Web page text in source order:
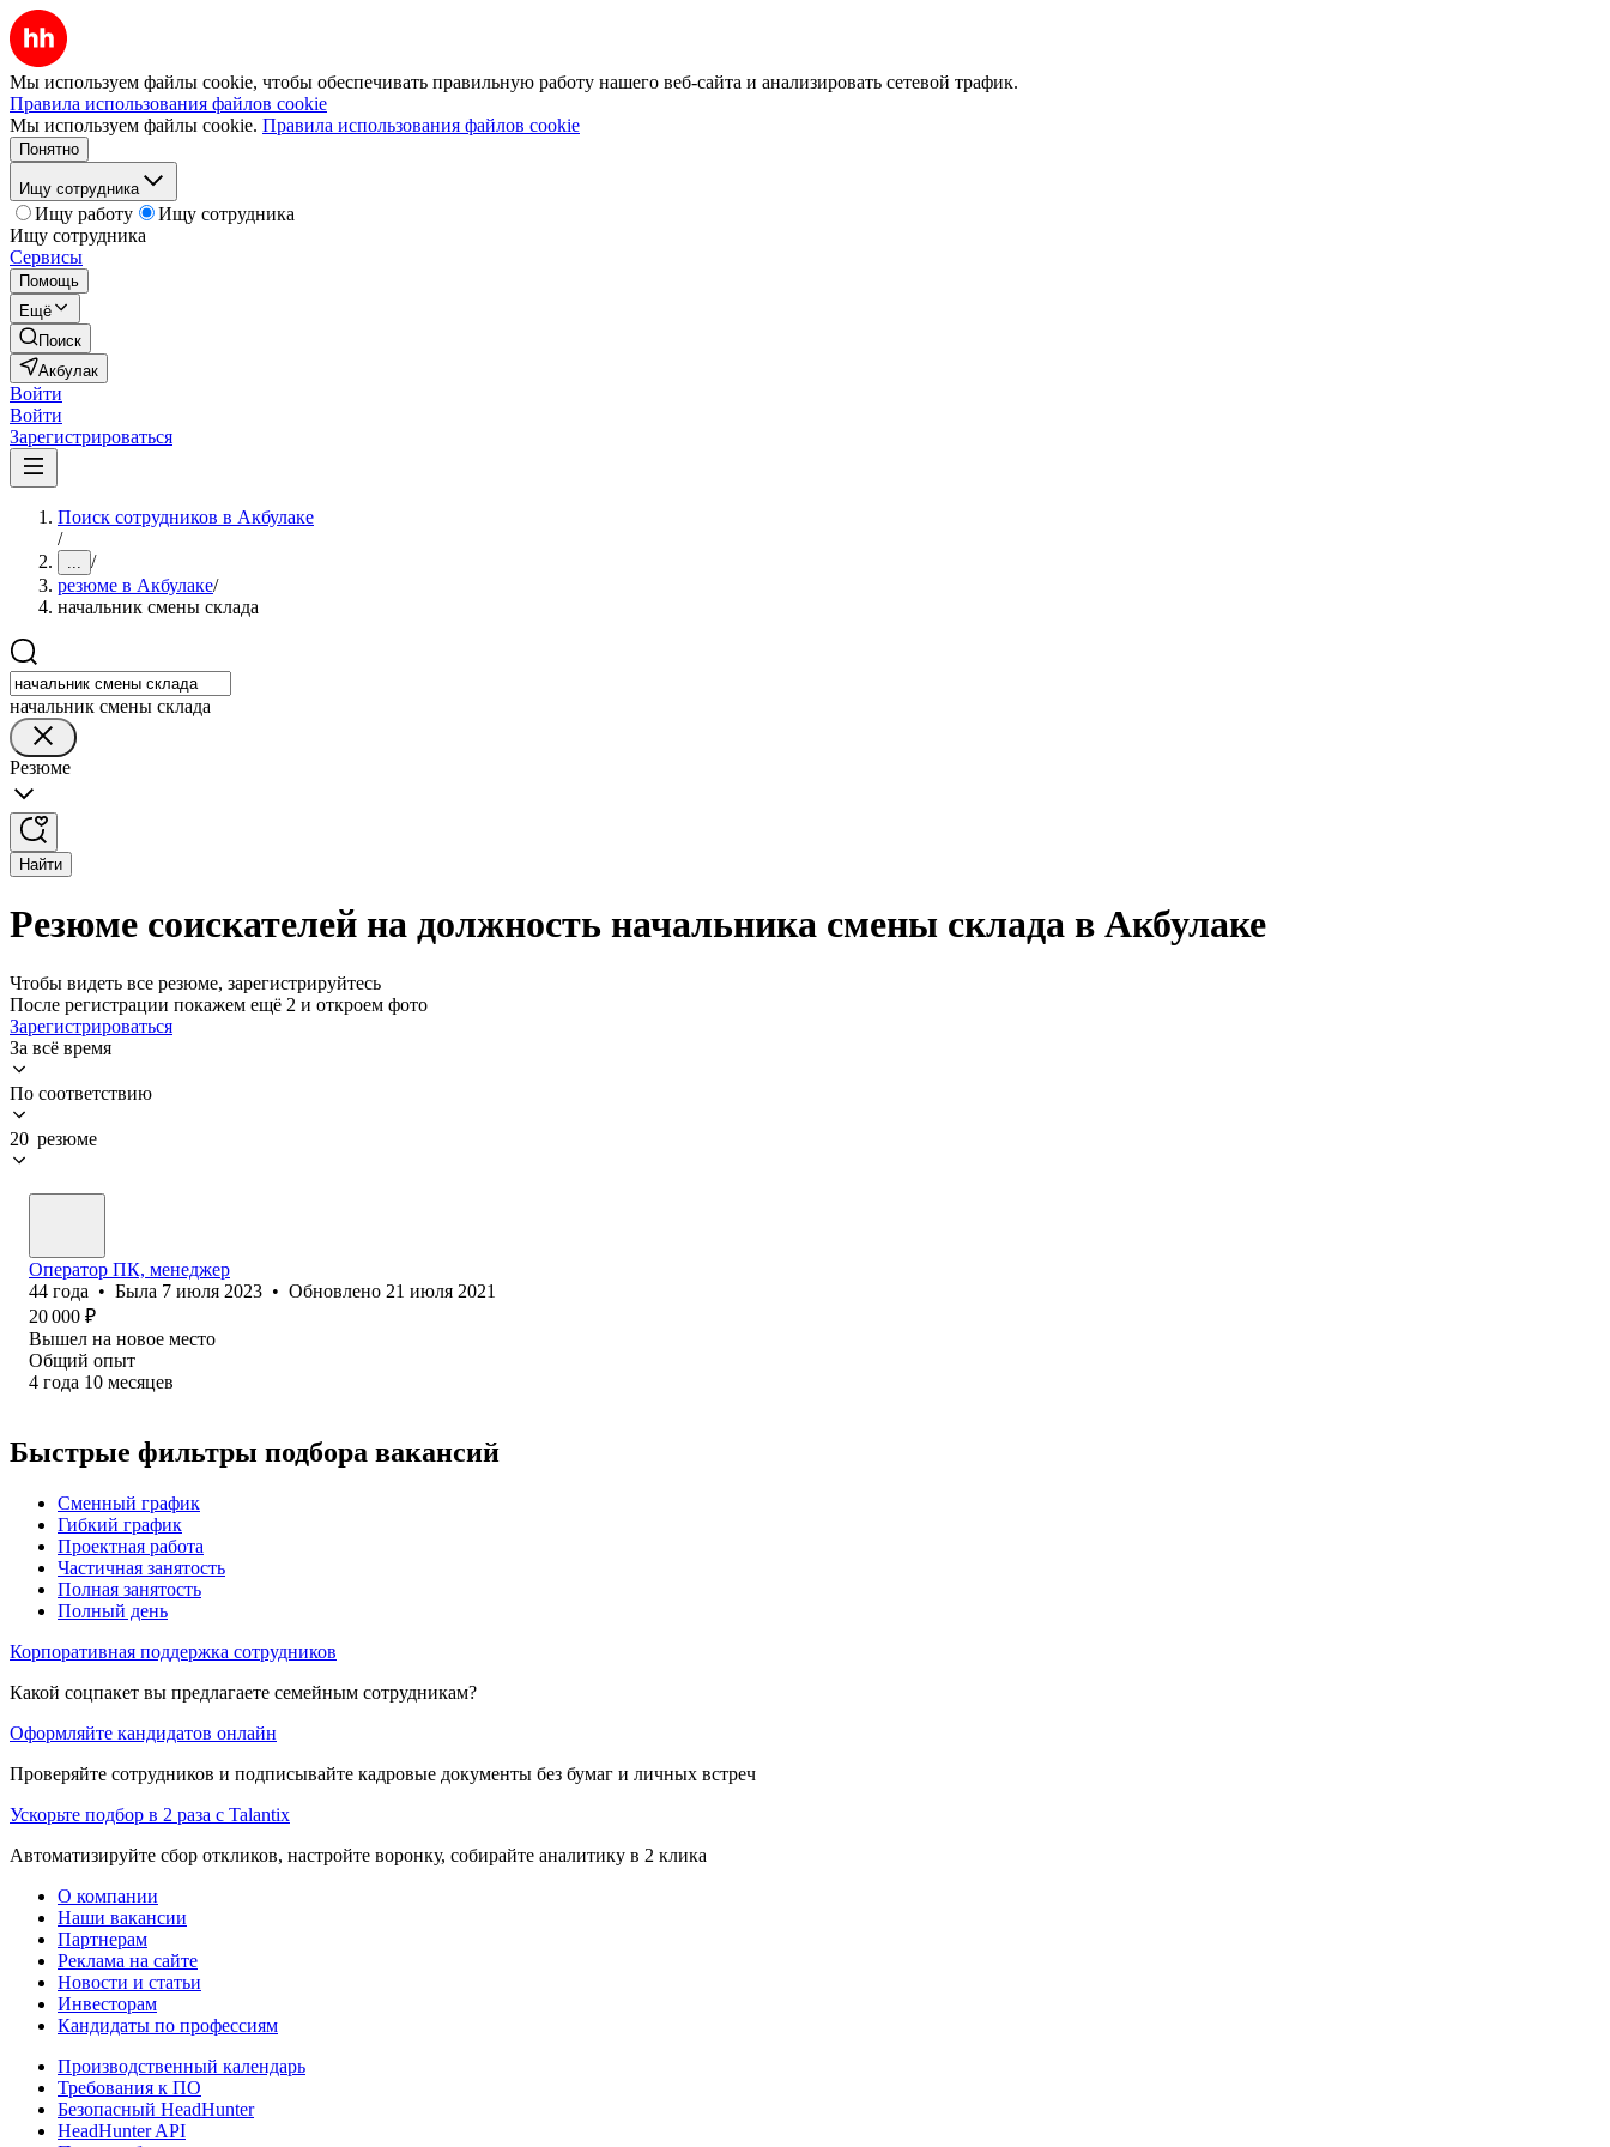
Мы используем файлы cookie, чтобы обеспечивать правильную работу нашего веб-сайта и анализировать сетевой трафик.
Правила использования файлов cookie
Мы используем файлы cookie. Правила использования файлов cookie
Понятно
Ищу сотрудника
Ищу работу
Ищу сотрудника
Ищу сотрудника
Сервисы
Помощь
Ещё
Поиск
Акбулак
Войти
Войти
Зарегистрироваться
Поиск сотрудников в Акбулаке
/
... /
резюме в Акбулаке/
начальник смены склада
начальник смены склада
Резюме
Найти
Резюме соискателей на должность начальника смены склада в Акбулаке
Чтобы видеть все резюме, зарегистрируйтесь
После регистрации покажем ещё 2 и откроем фото
Зарегистрироваться
За всё время
По соответствию
20 резюме
Оператор ПК, менеджер
44 года • Была 7 июля 2023 • Обновлено 21 июля 2021
20 000 ₽
Вышел на новое место
Общий опыт
4 года 10 месяцев
Быстрые фильтры подбора вакансий
Сменный график
Гибкий график
Проектная работа
Частичная занятость
Полная занятость
Полный день
Корпоративная поддержка сотрудников
Какой соцпакет вы предлагаете семейным сотрудникам?
Оформляйте кандидатов онлайн
Проверяйте сотрудников и подписывайте кадровые документы без бумаг и личных встреч
Ускорьте подбор в 2 раза с Talantix
Автоматизируйте сбор откликов, настройте воронку, собирайте аналитику в 2 клика
О компании
Наши вакансии
Партнерам
Реклама на сайте
Новости и статьи
Инвесторам
Кандидаты по профессиям
Производственный календарь
Требования к ПО
Безопасный HeadHunter
HeadHunter API